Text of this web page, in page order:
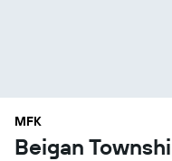
MFK
Beigan